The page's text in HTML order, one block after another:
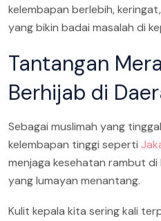
kelembapan berlebih,
yang bikin badai masalah di
Tantangan
Berhijab di
Sebagai muslimah yang
kelembapan tinggi seperti
menjaga kesehatan rambut
yang lumayan menantang.
Kulit kepala kita sering kali